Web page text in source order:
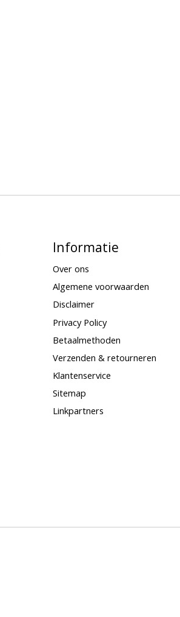
Informatie
Over ons
Algemene voorwaarden
Disclaimer
Privacy Policy
Betaalmethoden
Verzenden & retourneren
Klantenservice
Sitemap
Linkpartners